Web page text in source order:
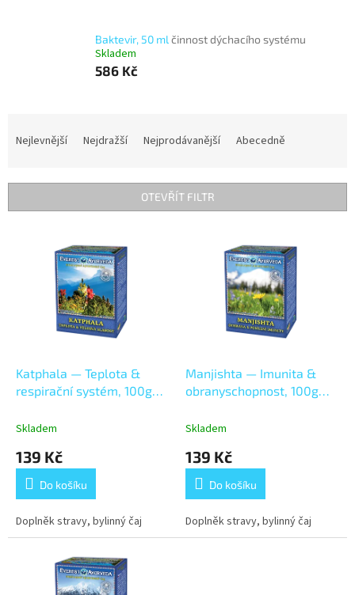
Baktevir, 50 ml činnost dýchacího systému
Skladem
586 Kč
í
Nejlevnější Nejdražší Nejprodávanější Abecedně
OTEVŘÍT FILTR
Katphala — Teplota &
respirační systém, 100g
systém
Skladem
139 Kč
Do košíku
Doplněk stravy, bylinný čaj
Manjishta — Imunita &
obranyschopnost, 100g
Skladem
139 Kč
Do košíku
Doplněk stravy, bylinný čaj